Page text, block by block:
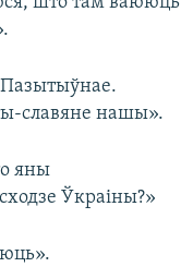
Пазытыўнае.
славяне нашы».
яны
Ўкраіны?»